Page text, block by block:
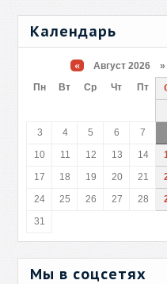
Календарь
« Август 2026 »
Пн
Вт Ср Чт Пт
3
4 5 6 7
10
11 12 13 14
17
18 19 20 21
24
25 26 27 28
31
Мы в соцсетях